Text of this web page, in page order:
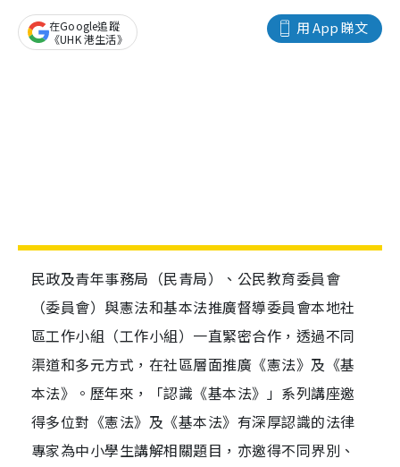
用 App 睇文
在Google追蹤
《UHK 港生活》
民政及青年事務局（民青局）、公民教育委員會
（委員會）與憲法和基本法推廣督導委員會本地社
區工作小組（工作小組）一直緊密合作，透過不同
渠道和多元方式，在社區層面推廣《憲法》及《基
本法》。歷年來，「認識《基本法》」系列講座邀
得多位對《憲法》及《基本法》有深厚認識的法律
專家為中小學生講解相關題目，亦邀得不同界別、